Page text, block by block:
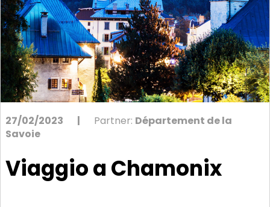
27/02/2023 | Partner: Département de la
Savoie
Viaggio a Chamonix